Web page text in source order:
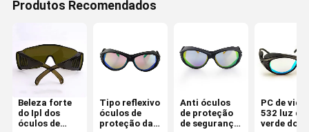
Produtos Recomendados
Beleza forte
do Ipl dos
óculos de
Tipo reflexivo
óculos de
proteção da
Anti óculos
de proteção
de segurança
PC de
532 luz de
verde dos